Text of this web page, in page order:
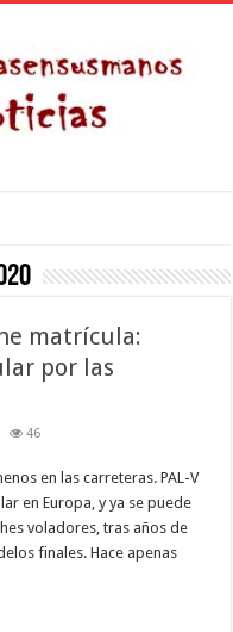
matrícula:
por las
46
en las carreteras. PAL-V
en Europa, y ya se puede
voladores, tras años de
finales. Hace apenas